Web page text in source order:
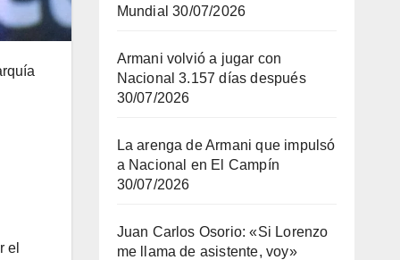
el
Mundial 30/07/2026
Armani volvió a jugar con
Nacional 3.157 días después
30/07/2026
La arenga de Armani que impulsó
a Nacional en El Campín
30/07/2026
Juan Carlos Osorio: «Si Lorenzo
me llama de asistente, voy»